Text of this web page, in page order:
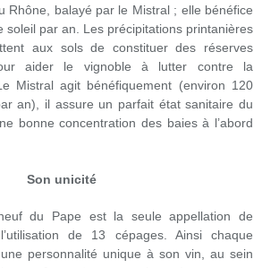
Rhône, balayé par le Mistral ; elle bénéfice
soleil par an. Les précipitations printanières
aux sols de constituer des réserves
aider le vignoble à lutter contre la
Mistral agit bénéfiquement (environ 120
an), il assure un parfait état sanitaire du
bonne concentration des baies à l’abord
Son unicité
du Pape est la seule appellation de
de 13 cépages. Ainsi chaque
personnalité unique à son vin, au sein